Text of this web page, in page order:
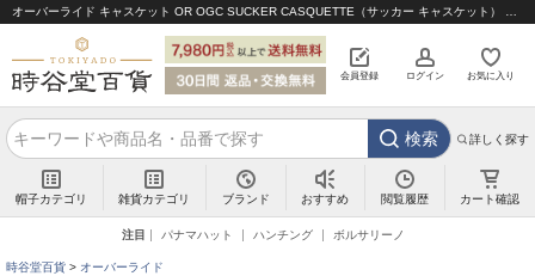
会員登録 ログイン お気に入り
検索 詳しく探す
帽子カテゴリ 雑貨カテゴリ ブランド おすすめ 閲覧履歴 カート確認
注目 パナマハット ハンチング ボルサリーノ
時谷堂百貨
オーバーライド